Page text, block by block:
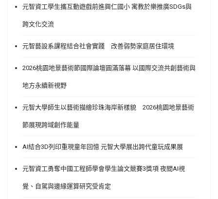
元智資工學生攜互動遊戲前進興仁國小 寓教於樂推廣SDGs與
跨文化交流
元智藝設系課程結合社會實踐 改善弱勢家庭居住環境
2026桃園地景藝術節國際論壇圓滿落幕 以國際交流共創藝術與
地方永續新視野
元智大學師生以藝術描繪珍珠海岸新樣貌 2026桃園地景藝術
節展現跨域創作能量
AI結合3D列印重現童年回憶 元智大學展出跨代童玩成果展
元智資工勇奪中國工程師學會學生論文競賽3獎項 夜間AI視
覺、自駕與邊緣運算研究受肯定